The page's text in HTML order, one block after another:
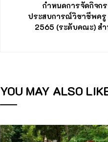
กำหนดการจัดกิจก
ประสบการณ์วิชาชีพครู
2565 (ระดับคณะ) ส
YOU MAY ALSO